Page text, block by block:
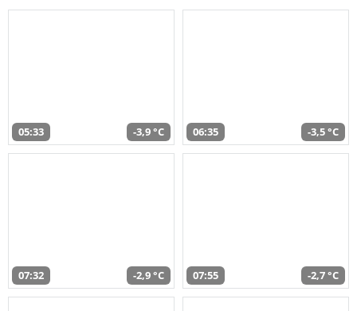
05:33 -3,9 °C 06:35 -3,5 °C
07:32 -2,9 °C 07:55 -2,7 °C